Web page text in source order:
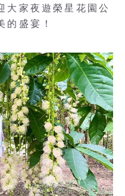
大家夜遊榮星花園公
的盛宴！